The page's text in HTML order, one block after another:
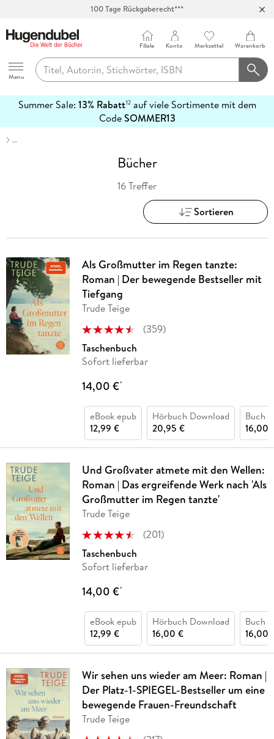
100 Tage Rückgaberecht***
Hugendubel
Menu
Filiale Konto Merkzettel Warenkorb
Summer Sale: 13% Rabatt12auf viele Sortimente mit dem
CodeSOMMER13
erfahren
…
Bücher
16 Treffer
Sortieren
Als Großmutter im Regen tanzte:
Roman | Der bewegende Bestseller mit
Tiefgang
Trude Teige
(359)
Taschenbuch
Sofort lieferbar
14,00 €*
eBook epub
12,99 €
Hörbuch Download
20,95 €
Buch
16,00
Und Großvater atmete mit den Wellen:
Roman | Das ergreifende Werk nach 'Als
Großmutter im Regen tanzte'
Trude Teige
(201)
Taschenbuch
Sofort lieferbar
14,00 €*
eBook epub
12,99 €
Hörbuch Download
16,00 €
Buch
16,00
Wir sehen uns wieder am Meer: Roman |
Der Platz-1-SPIEGEL-Bestseller um eine
bewegende Frauen-Freundschaft
Trude Teige